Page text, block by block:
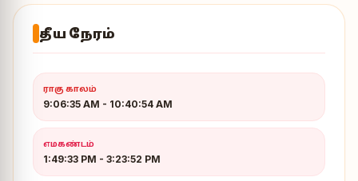
தீய நேரம்
ராகு காலம்
9:06:35 AM - 10:40:54 AM
எமகண்டம்
1:49:33 PM - 3:23:52 PM